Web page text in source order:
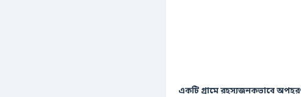
একটি গ্রামে রহস্যজনকভাবে